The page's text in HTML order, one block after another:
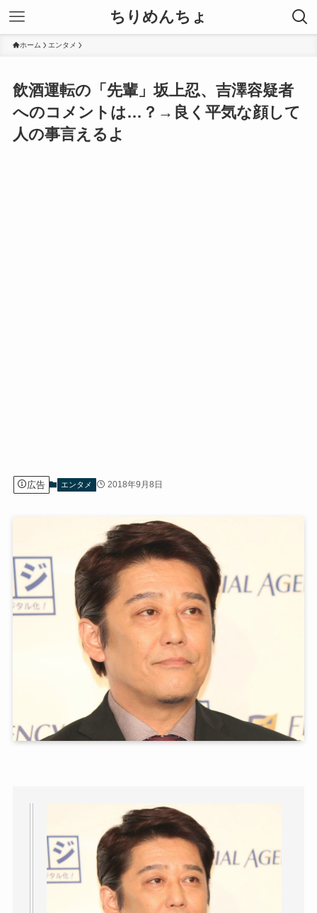
ちりめんちょ
ホーム エンタメ
飲酒運転の「先輩」坂上忍、吉澤容疑者
へのコメントは…？→良く平気な顔して
人の事言えるよ
広告 エンタメ 2018年9月8日